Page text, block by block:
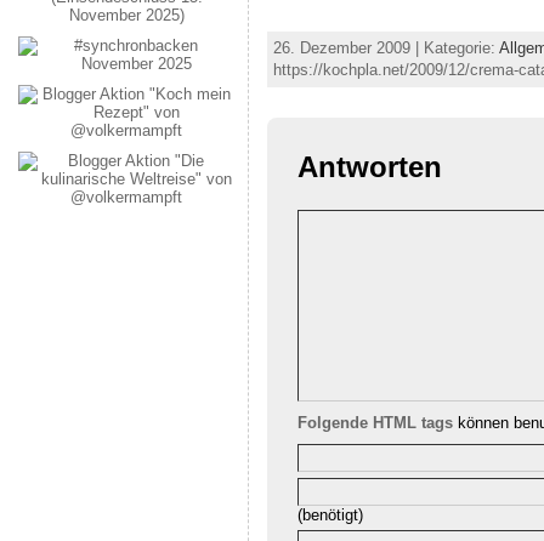
26. Dezember 2009 | Kategorie:
https://kochpla.net/2009/12/crema-
Antworten
Folgende HTML tagskönnen
(benötigt)